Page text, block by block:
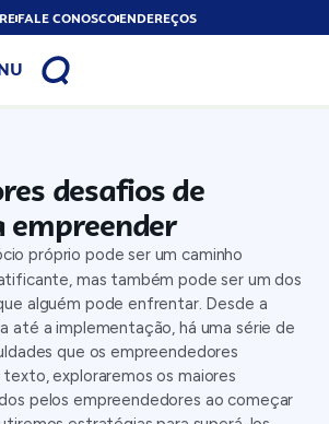
FALE CONOSCOENDEREÇOS
desafios de
empreender
próprio pode ser um caminho
mas também pode ser um dos
alguém pode enfrentar. Desde a
até a implementação, há uma série de
que os empreendedores
exploraremos os maiores
pelos empreendedores ao começar